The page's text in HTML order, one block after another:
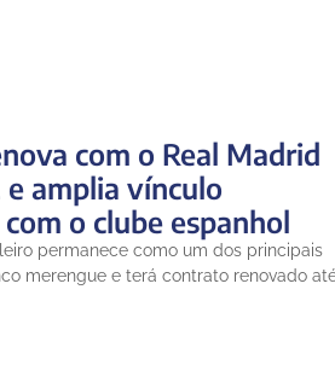
com o Real Madrid
amplia vínculo
o clube espanhol
permanece como um dos principais
merengue e terá contrato renovado